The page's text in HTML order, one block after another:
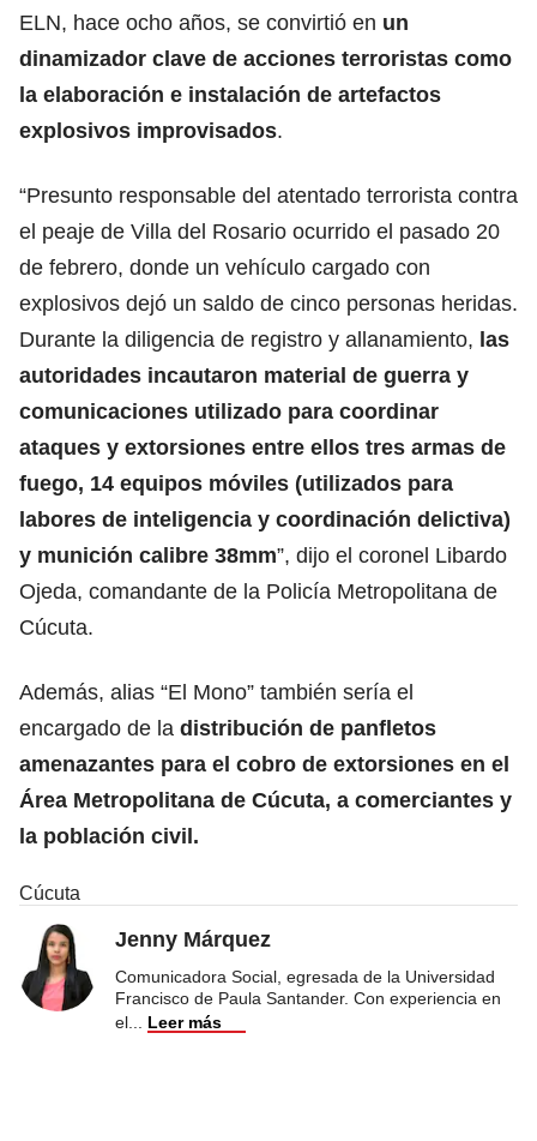
ELN, hace ocho años, se convirtió en un
dinamizador clave de acciones terroristas como
la elaboración e instalación de artefactos
explosivos improvisados.
“Presunto responsable del atentado terrorista contra
el peaje de Villa del Rosario ocurrido el pasado 20
de febrero, donde un vehículo cargado con
explosivos dejó un saldo de cinco personas heridas.
Durante la diligencia de registro y allanamiento, las
autoridades incautaron material de guerra y
comunicaciones utilizado para coordinar
ataques y extorsiones entre ellos tres armas de
fuego, 14 equipos móviles (utilizados para
labores de inteligencia y coordinación delictiva)
y munición calibre 38mm”, dijo el coronel Libardo
Ojeda, comandante de la Policía Metropolitana de
Cúcuta.
Además, alias “El Mono” también sería el
encargado de la distribución de panfletos
amenazantes para el cobro de extorsiones en el
Área Metropolitana de Cúcuta, a comerciantes y
la población civil.
Cúcuta
Jenny Márquez
Comunicadora Social, egresada de la Universidad
Francisco de Paula Santander. Con experiencia en
el
Leer más